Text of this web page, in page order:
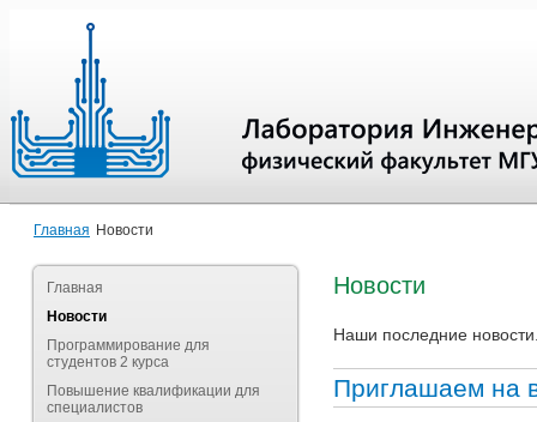
Главная Новости
Главная
Новости
Программирование для
студентов 2 курса
Повышение квалификации для
специалистов
Новости
Наши последние
Приглашаем на